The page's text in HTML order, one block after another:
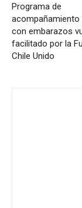
Programa de
acompañamiento
con embarazos
facilitado por la
Chile Unido